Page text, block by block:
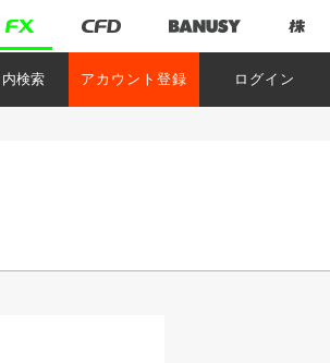
検索 アカウント登録 ログイン